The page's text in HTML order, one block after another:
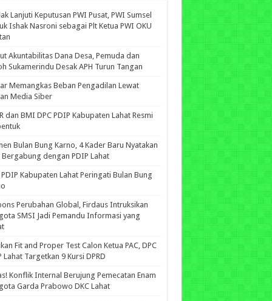
Lanjuti Keputusan PWI Pusat, PWI Sumsel
Ishak Nasroni sebagai Plt Ketua PWI OKU
Akuntabilitas Dana Desa, Pemuda dan
Sukamerindu Desak APH Turun Tangan
Memangkas Beban Pengadilan Lewat
Media Siber
dan BMI DPC PDIP Kabupaten Lahat Resmi
Bulan Bung Karno, 4 Kader Baru Nyatakan
Bergabung dengan PDIP Lahat
PDIP Kabupaten Lahat Peringati Bulan Bung
Perubahan Global, Firdaus Intruksikan
SMSI Jadi Pemandu Informasi yang
Fit and Proper Test Calon Ketua PAC, DPC
Lahat Targetkan 9 Kursi DPRD
Konflik Internal Berujung Pemecatan Enam
Garda Prabowo DKC Lahat